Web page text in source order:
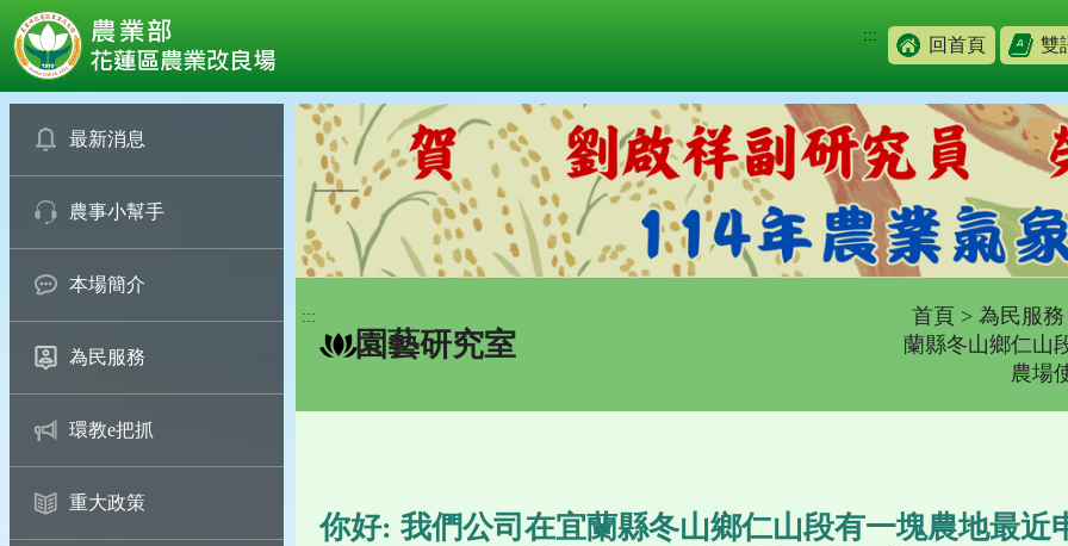
::: 回首頁 雙
最新消息
農事小幫手
本場簡介
為民服務
環教e把抓
重大政策
:::
園藝研究室
首頁 > 為民服務
蘭縣冬山鄉仁山
農場
你好: 我們公司在宜蘭縣冬山鄉仁山段有一塊農地最